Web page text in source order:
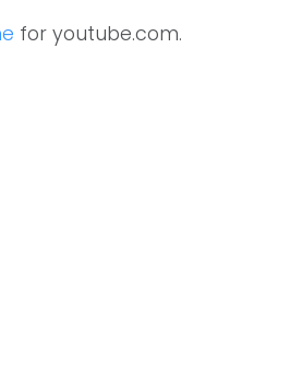
for youtube.com.